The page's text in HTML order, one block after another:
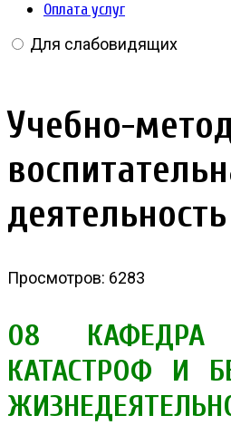
Оплата услуг
Для слабовидящих
Учебно-
Просмотров: 6283
08 КАФЕДРА
КАТАСТРОФ И